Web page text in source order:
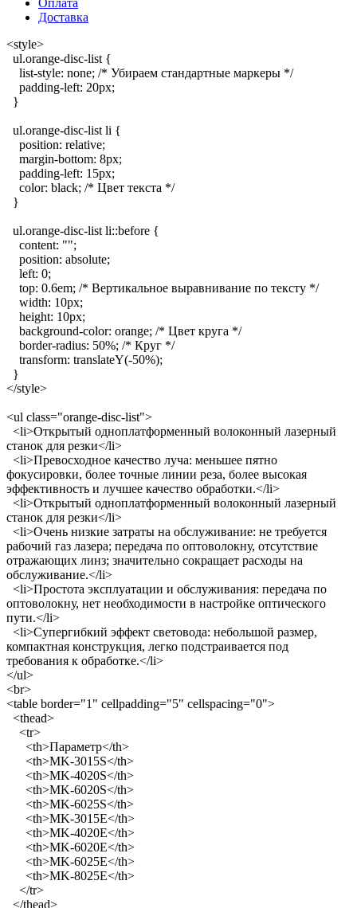
Доставка
<style>
ul.orange-disc-list {
list-style: none; /* Убираем стандартные маркеры */
padding-left: 20px;
}
ul.orange-disc-list li {
position: relative;
margin-bottom: 8px;
padding-left: 15px;
color: black; /* Цвет текста */
}
ul.orange-disc-list li::before {
content: "";
position: absolute;
left: 0;
top: 0.6em; /* Вертикальное выравнивание по тексту */
width: 10px;
height: 10px;
background-color: orange; /* Цвет круга */
border-radius: 50%; /* Круг */
transform: translateY(-50%);
}
</style>
<ul class="orange-disc-list">
<li>Открытый одноплатформенный волоконный лазерный
станок для резки</li>
<li>Превосходное качество луча: меньшее пятно
фокусировки, более точные линии реза, более высокая
эффективность и лучшее качество обработки.</li>
<li>Открытый одноплатформенный волоконный лазерный
станок для резки</li>
<li>Очень низкие затраты на обслуживание: не требуется
рабочий газ лазера; передача по оптоволокну, отсутствие
отражающих линз; значительно сокращает расходы на
обслуживание.</li>
<li>Простота эксплуатации и обслуживания: передача по
оптоволокну, нет необходимости в настройке оптического
пути.</li>
<li>Супергибкий эффект световода: небольшой размер,
компактная конструкция, легко подстраивается под
требования к обработке.</li>
</ul>
<br>
<table border="1" cellpadding="5" cellspacing="0">
<thead>
<tr>
<th>Параметр</th>
<th>MK-3015S</th>
<th>MK-4020S</th>
<th>MK-6020S</th>
<th>MK-6025S</th>
<th>MK-3015E</th>
<th>MK-4020E</th>
<th>MK-6020E</th>
<th>MK-6025E</th>
<th>MK-8025E</th>
</tr>
</thead>